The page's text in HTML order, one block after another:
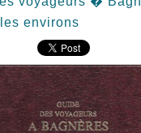
environs